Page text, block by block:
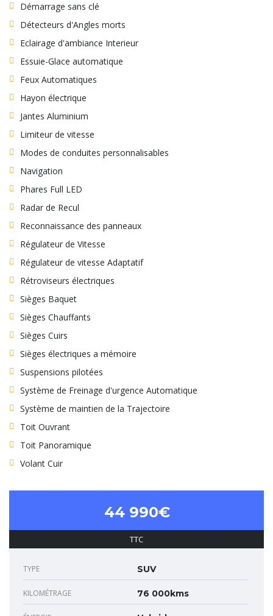
Démarrage sans clé
Détecteurs d'Angles morts
Eclairage d'ambiance Interieur
Essuie-Glace automatique
Feux Automatiques
Hayon électrique
Jantes Aluminium
Limiteur de vitesse
Modes de conduites personnalisables
Navigation
Phares Full LED
Radar de Recul
Reconnaissance des panneaux
Régulateur de Vitesse
Régulateur de vitesse Adaptatif
Rétroviseurs électriques
Sièges Baquet
Sièges Chauffants
Sièges Cuirs
Sièges électriques a mémoire
Suspensions pilotées
Système de Freinage d'urgence Automatique
Système de maintien de la Trajectoire
Toit Ouvrant
Toit Panoramique
Volant Cuir
44 990€
TTC
TYPE SUV
KILOMÉTRAGE 76 000kms